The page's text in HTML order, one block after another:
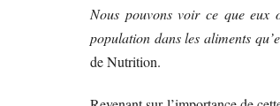
Nous pouvons voir ce que eux
population dans les aliments
de Nutrition.